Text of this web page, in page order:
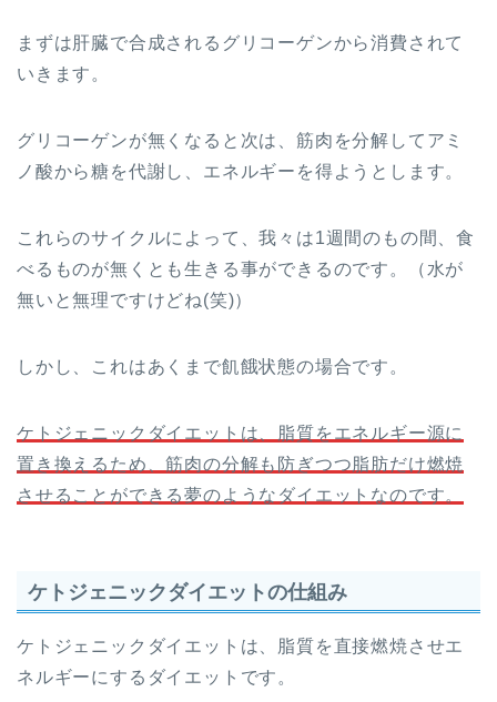
まずは肝臓で合成されるグリコーゲンから消費されて
いきます。
グリコーゲンが無くなると次は、筋肉を分解してアミ
ノ酸から糖を代謝し、エネルギーを得ようとします。
これらのサイクルによって、我々は1週間のもの間、食
べるものが無くとも生きる事ができるのです。（水が
無いと無理ですけどね(笑)）
しかし、これはあくまで飢餓状態の場合です。
ケトジェニックダイエットは、脂質をエネルギー源に
置き換えるため、筋肉の分解も防ぎつつ脂肪だけ燃焼
させることができる夢のようなダイエットなのです。
ケトジェニックダイエットの仕組み
ケトジェニックダイエットは、脂質を直接燃焼させエ
ネルギーにするダイエットです。